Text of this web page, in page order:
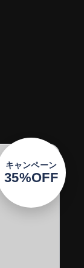
キャンペーン
35%OFF